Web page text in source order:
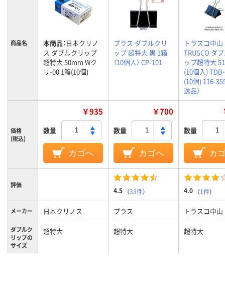
商品名 本商品：日本クリノ
ス ダブルクリップ
超特大 50mm Wク
リ-00 1箱(10個)
プラス ダブルクリ
ップ 超特大 黒 1箱
（10個入） CP-101
トラスコ中山
TRUSCO ダ
ップ超特大
(10個入)
(10個) 116-
送品）
価格
(税込)
￥935
数量
カゴへ
￥700
数量
カゴへ
数量
カ
評価
4.5 （33件） 4.0 （1件）
メーカー 日本クリノス プラス トラスコ中山
ダブルク
リップの
サイズ
超特大 超特大 超特大